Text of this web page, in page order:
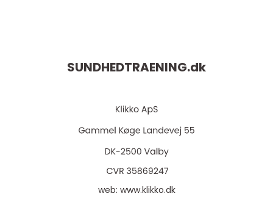
SUNDHEDTRAENING.dk
web: www.klikko.dk